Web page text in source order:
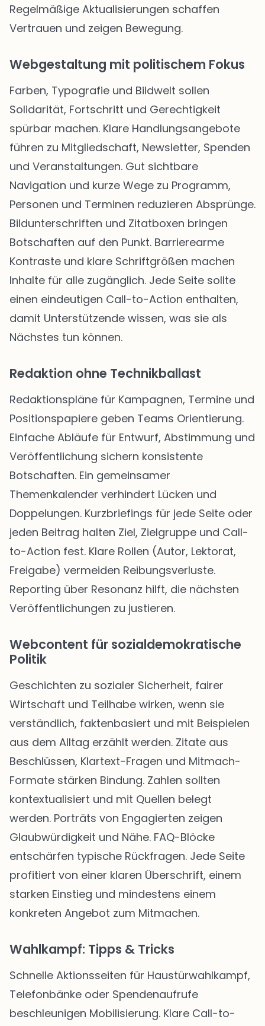
Regelmäßige Aktualisierungen schaffen
Vertrauen und zeigen Bewegung.
Webgestaltung mit politischem Fokus
Farben, Typografie und Bildwelt sollen
Solidarität, Fortschritt und Gerechtigkeit
spürbar machen. Klare Handlungsangebote
führen zu Mitgliedschaft, Newsletter, Spenden
und Veranstaltungen. Gut sichtbare
Navigation und kurze Wege zu Programm,
Personen und Terminen reduzieren Absprünge.
Bildunterschriften und Zitatboxen bringen
Botschaften auf den Punkt. Barrierearme
Kontraste und klare Schriftgrößen machen
Inhalte für alle zugänglich. Jede Seite sollte
einen eindeutigen Call-to-Action enthalten,
damit Unterstützende wissen, was sie als
Nächstes tun können.
Redaktion ohne Technikballast
Redaktionspläne für Kampagnen, Termine und
Positionspapiere geben Teams Orientierung.
Einfache Abläufe für Entwurf, Abstimmung und
Veröffentlichung sichern konsistente
Botschaften. Ein gemeinsamer
Themenkalender verhindert Lücken und
Doppelungen. Kurzbriefings für jede Seite oder
jeden Beitrag halten Ziel, Zielgruppe und Call-
to-Action fest. Klare Rollen (Autor, Lektorat,
Freigabe) vermeiden Reibungsverluste.
Reporting über Resonanz hilft, die nächsten
Veröffentlichungen zu justieren.
Webcontent für sozialdemokratische
Politik
Geschichten zu sozialer Sicherheit, fairer
Wirtschaft und Teilhabe wirken, wenn sie
verständlich, faktenbasiert und mit Beispielen
aus dem Alltag erzählt werden. Zitate aus
Beschlüssen, Klartext-Fragen und Mitmach-
Formate stärken Bindung. Zahlen sollten
kontextualisiert und mit Quellen belegt
werden. Porträts von Engagierten zeigen
Glaubwürdigkeit und Nähe. FAQ-Blöcke
entschärfen typische Rückfragen. Jede Seite
profitiert von einer klaren Überschrift, einem
starken Einstieg und mindestens einem
konkreten Angebot zum Mitmachen.
Wahlkampf: Tipps & Tricks
Schnelle Aktionsseiten für Haustürwahlkampf,
Telefonbänke oder Spendenaufrufe
beschleunigen Mobilisierung. Klare Call-to-